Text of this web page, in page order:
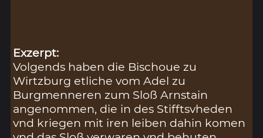
Exzerpt:
Volgends haben die Bischoue zu
Wirtzburg etliche vom Adel zu
Burgmenneren zum Sloß Arnstain
angenommen, die in des Stifftsvheden
vnd kriegen mit iren leiben dahin komen